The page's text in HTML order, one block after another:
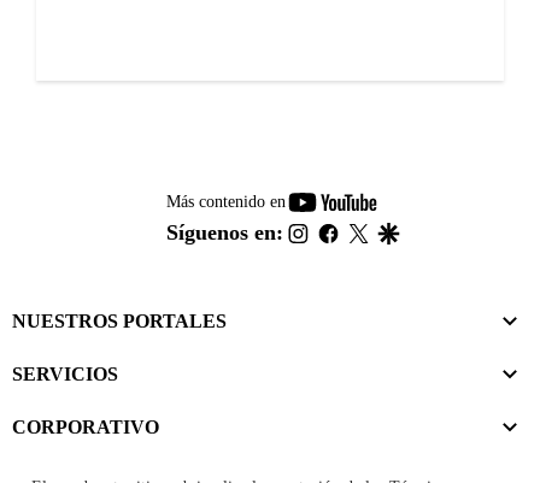
Más contenido en
youtube-
footer
Síguenos en: instagram
facebook
twitter
NUESTROS PORTALES
SERVICIOS
CORPORATIVO